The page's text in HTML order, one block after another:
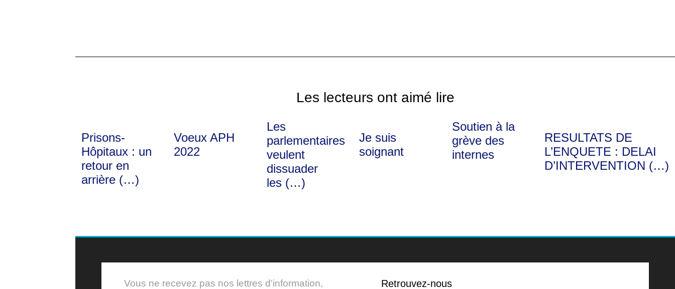
Les lecteurs ont aimé lire
Prisons-
Hôpitaux : un
retour en
arrière (…)
Voeux APH
2022
Les
parlementaires
veulent
dissuader
les (…)
Je suis
soignant
Soutien à la
grève des
internes
RESULTATS DE
L’ENQUETE : DELAI
D’INTERVENTION (…)
Vous ne recevez pas nos lettres d'information, Retrouvez-nous